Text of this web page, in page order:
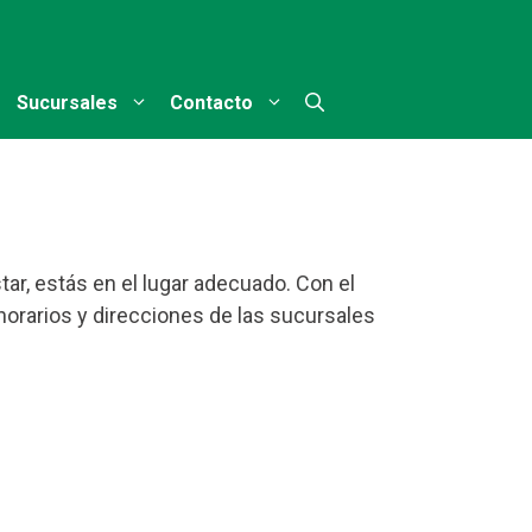
Sucursales Contacto
estás en el lugar adecuado. Con el
y direcciones de las sucursales